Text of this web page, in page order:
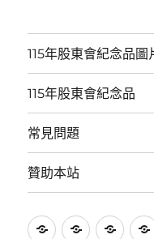
115年股東會紀念品圖
115年股東會紀念品
常見問題
贊助本站
115 115 常